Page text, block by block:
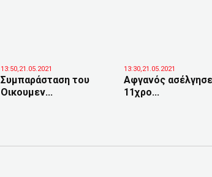
13:50,21.05.2021
Συμπαράσταση του
Οικουμεν...
13:30,21.05.2021
Αφγανός
11χρο...